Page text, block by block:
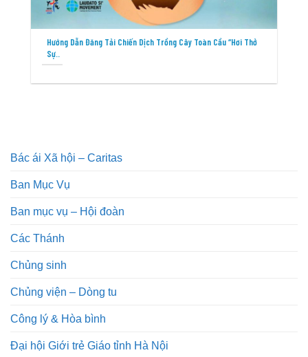
Hướng Dẫn Đăng Tải Chiến Dịch Trồng Cây Toàn Cầu “Hơi Thở
Sự..
Bác ái Xã hội – Caritas
Ban Mục Vụ
Ban mục vụ – Hội đoàn
Các Thánh
Chủng sinh
Chủng viện – Dòng tu
Công lý & Hòa bình
Đại hội Giới trẻ Giáo tỉnh Hà Nội